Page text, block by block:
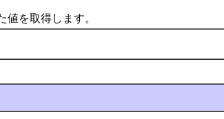
を取得します。